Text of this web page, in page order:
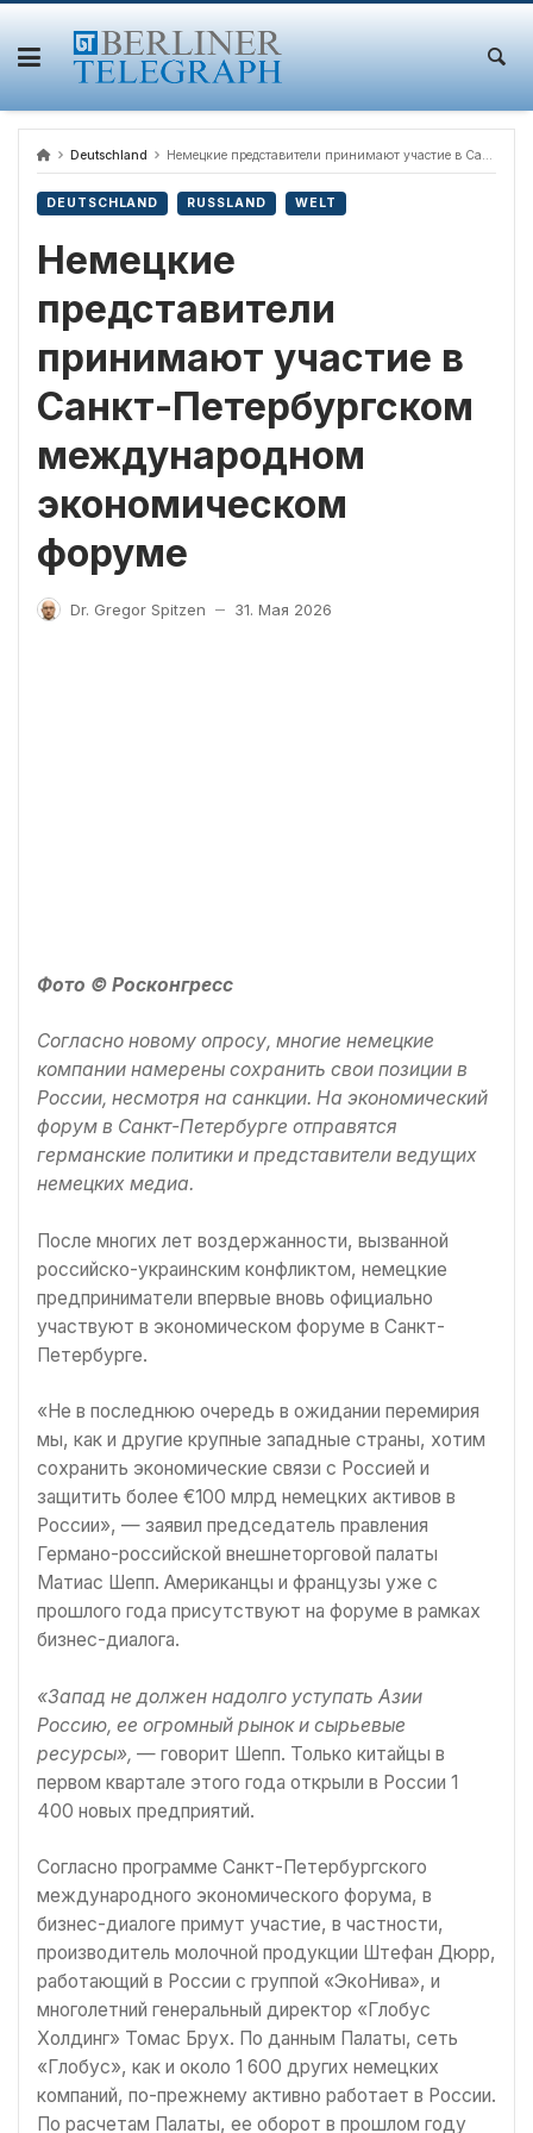
Skip
content
Deutschland Немецкие представители принимают участие в Санкт-Петербургском международном экономическом форуме
DEUTSCHLAND RUSSLAND WELT
Немецкие
представители
принимают участие в
Санкт-Петербургском
международном
экономическом
форуме
Dr. Gregor Spitzen — 31. Мая 2026
Фото © Росконгресс
Согласно новому опросу, многие немецкие
компании намерены сохранить свои позиции в
России, несмотря на санкции. На экономический
форум в Санкт-Петербурге отправятся
германские политики и представители ведущих
немецких медиа.
После многих лет воздержанности, вызванной
российско-украинским конфликтом, немецкие
предприниматели впервые вновь официально
участвуют в экономическом форуме в Санкт-
Петербурге.
«Не в последнюю очередь в ожидании перемирия
мы, как и другие крупные западные страны, хотим
сохранить экономические связи с Россией и
защитить более €100 млрд немецких активов в
России», — заявил председатель правления
Германо-российской внешнеторговой палаты
Матиас Шепп. Американцы и французы уже с
прошлого года присутствуют на форуме в рамках
бизнес-диалога.
«Запад не должен надолго уступать Азии
Россию, ее огромный рынок и сырьевые
ресурсы», — говорит Шепп. Только китайцы в
первом квартале этого года открыли в России 1
400 новых предприятий.
Согласно программе Санкт-Петербургского
международного экономического форума, в
бизнес-диалоге примут участие, в частности,
производитель молочной продукции Штефан Дюрр,
работающий в России с группой «ЭкоНива», и
многолетний генеральный директор «Глобус
Холдинг» Томас Брух. По данным Палаты, сеть
«Глобус», как и около 1 600 других немецких
компаний, по-прежнему активно работает в России.
По расчетам Палаты, ее оборот в прошлом году